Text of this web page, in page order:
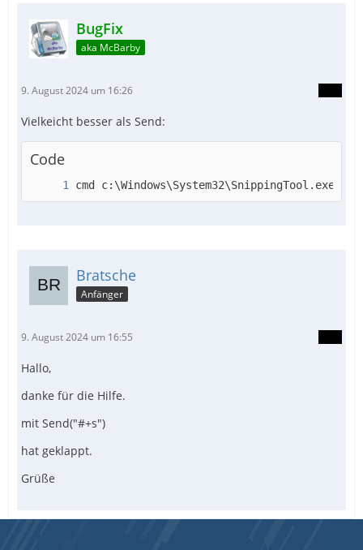
BugFix
aka McBarby
9. August 2024 um 16:26
Vielkeicht besser als Send:
Code
cmd c:\Windows\System32\SnippingTool.exe /
Bratsche
Anfänger
9. August 2024 um 16:55
Hallo,
danke für die Hilfe.
mit Send("#+s")
hat geklappt.
Grüße